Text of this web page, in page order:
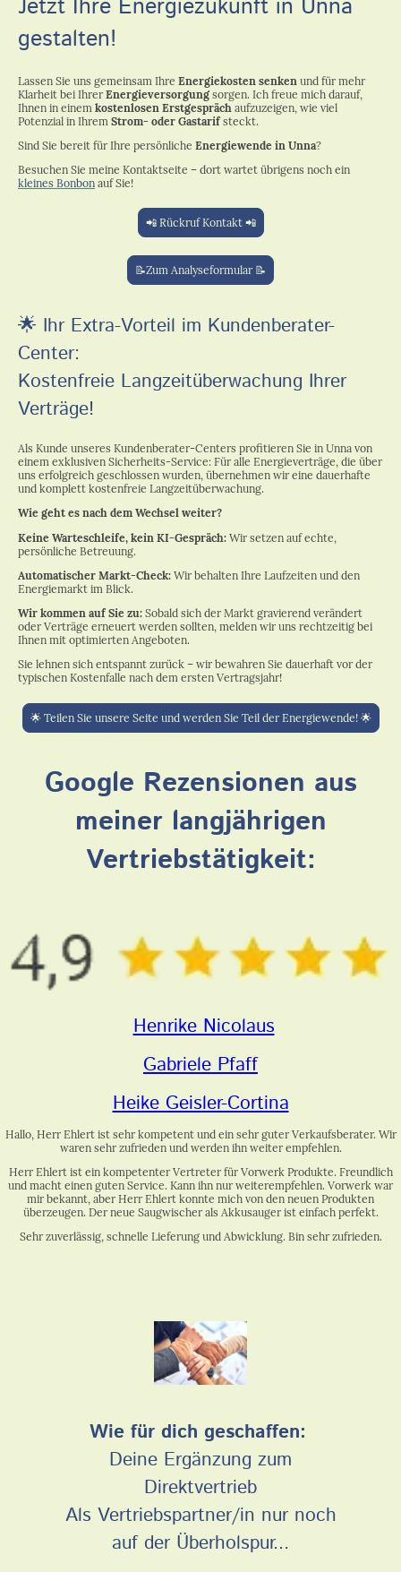
Jetzt Ihre Energiezukunft in Unna
gestalten!
Lassen Sie uns gemeinsam Ihre Energiekosten senken und für mehr
Klarheit bei Ihrer Energieversorgung sorgen. Ich freue mich darauf,
Ihnen in einem kostenlosen Erstgespräch aufzuzeigen, wie viel
Potenzial in Ihrem Strom- oder Gastarif steckt.
Sind Sie bereit für Ihre persönliche Energiewende in Unna?
Besuchen Sie meine Kontaktseite – dort wartet übrigens noch ein
kleines Bonbon auf Sie!
📲 Rückruf Kontakt 📲
📝Zum Analyseformular 📝
🌟 Ihr Extra-Vorteil im Kundenberater-
Center:
Kostenfreie Langzeitüberwachung Ihrer
Verträge!
Als Kunde unseres Kundenberater-Centers profitieren Sie in Unna von
einem exklusiven Sicherheits-Service: Für alle Energieverträge, die über
uns erfolgreich geschlossen wurden, übernehmen wir eine dauerhafte
und komplett kostenfreie Langzeitüberwachung.
Wie geht es nach dem Wechsel weiter?
Keine Warteschleife, kein KI-Gespräch: Wir setzen auf echte,
persönliche Betreuung.
Automatischer Markt-Check: Wir behalten Ihre Laufzeiten und den
Energiemarkt im Blick.
Wir kommen auf Sie zu: Sobald sich der Markt gravierend verändert
oder Verträge erneuert werden sollten, melden wir uns rechtzeitig bei
Ihnen mit optimierten Angeboten.
Sie lehnen sich entspannt zurück – wir bewahren Sie dauerhaft vor der
typischen Kostenfalle nach dem ersten Vertragsjahr!
🌟 Teilen Sie unsere Seite und werden Sie Teil der Energiewende! 🌟
Google Rezensionen aus
meiner langjährigen
Vertriebstätigkeit:
Henrike Nicolaus
Gabriele Pfaff
Heike Geisler-Cortina
Hallo, Herr Ehlert ist sehr kompetent und ein sehr guter Verkaufsberater. Wir
waren sehr zufrieden und werden ihn weiter empfehlen.
Herr Ehlert ist ein kompetenter Vertreter für Vorwerk Produkte. Freundlich
und macht einen guten Service. Kann ihn nur weiterempfehlen. Vorwerk war
mir bekannt, aber Herr Ehlert konnte mich von den neuen Produkten
überzeugen. Der neue Saugwischer als Akkusauger ist einfach perfekt.
Sehr zuverlässig, schnelle Lieferung und Abwicklung. Bin sehr zufrieden.
Wie für dich geschaffen:
Deine Ergänzung zum
Direktvertrieb
Als Vertriebspartner/in nur noch
auf der Überholspur...